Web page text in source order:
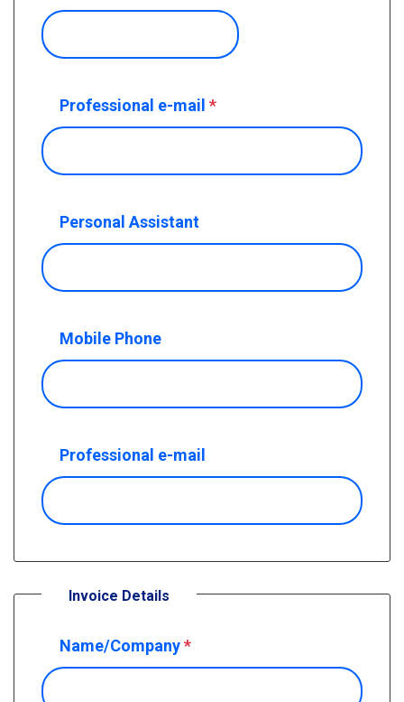
Professional e-mail *
Personal Assistant
Mobile Phone
Professional e-mail
Invoice Details
Name/Company*